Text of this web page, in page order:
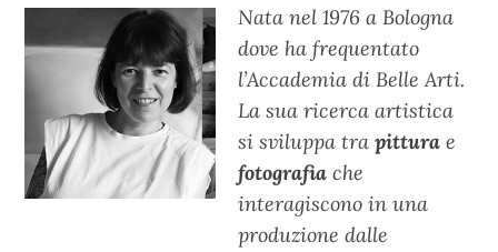
Nata nel 1976 a Bologna
dove ha frequentato
l’Accademia di Belle Arti.
La sua ricerca artistica
si sviluppa trapittura e
fotografia che
interagiscono in una
produzione dalle